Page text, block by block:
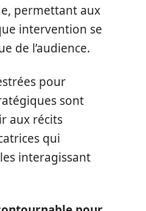
permettant aux
intervention se
de l’audience.
pour
sont
aux récits
qui
interagissant